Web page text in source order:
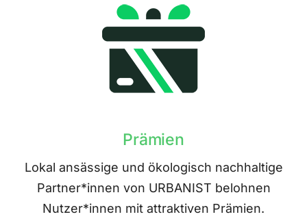
Prämien
Lokal ansässige und ökologisch nachhaltige
Partner*innen von URBANIST belohnen
Nutzer*innen mit attraktiven Prämien.